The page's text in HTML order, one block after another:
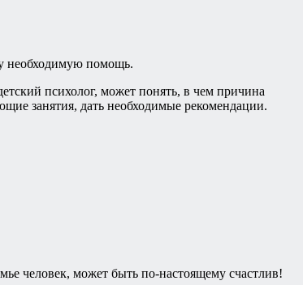
необходимую помощь.
психолог, может понять, в чем причина
занятия, дать необходимые рекомендации.
человек, может быть по-настоящему счастлив!